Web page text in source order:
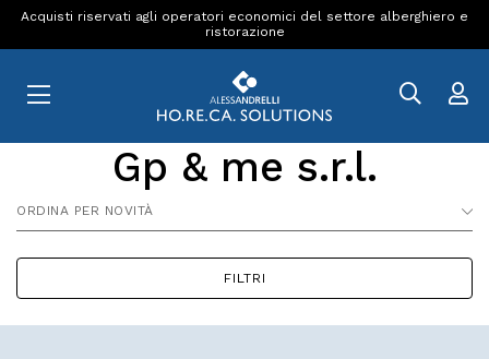
Acquisti riservati agli operatori economici del settore alberghiero e
ristorazione
Gp & me s.r.l.
ORDINA PER NOVITÀ
FILTRI